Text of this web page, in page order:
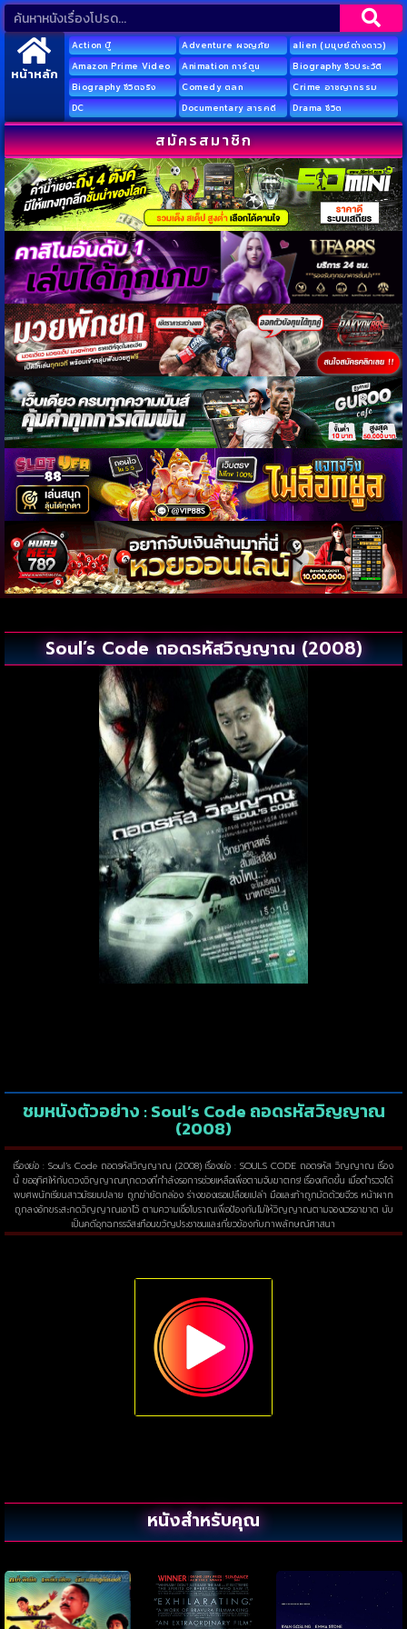
หน้าหลัก
Action บู๊ Adventure ผจญภัย
alien (มนุษย์ต่างดาว)
Amazon Prime Video
Animation การ์ตูน
Biography ชีวประวัติ
Biography ชีวิตจริง
Comedy ตลก
Crime อาชญากรรม
DC
Documentary สารคดี Drama ชีวิต
สมัครสมาชิก
Soul’s Code ถอดรหัสวิญญาณ (2008)
ชมหนังตัวอย่าง : Soul’s Code ถอดรหัสวิญญาณ
(2008)
เรื่องย่อ : Soul’s Code ถอดรหัสวิญญาณ (2008) เรื่องย่อ : SOULS CODE ถอดรหัส วิญญาณ เรื่อง
นี้ ขออุทิศให้กับดวงวิญญาณทุกดวงที่กำลังรอการช่วยเหลือเพื่อตามจับฆาตกร! เรื่องเกิดขึ้น เมื่อตำรวจได้
พบศพนักเรียนสาวมัธยมปลาย ถูกฆ่ายัดกล่อง ร่างของเธอเปลือยเปล่า มือและเท้าถูกมัดด้วยจีวร หน้าผาก
ถูกลงอักขระสะกดวิญญาณเอาไว้ ตามความเชื่อโบราณเพื่อป้องกันไม่ให้วิญญาณตามจองเวรอาฆาต นับ
เป็นคดีอุกฉกรรจ์สะเทือนขวัญประชาชนและเกี่ยวข้องกับภาพลักษณ์ศาสนา
หนังสำหรับคุณ